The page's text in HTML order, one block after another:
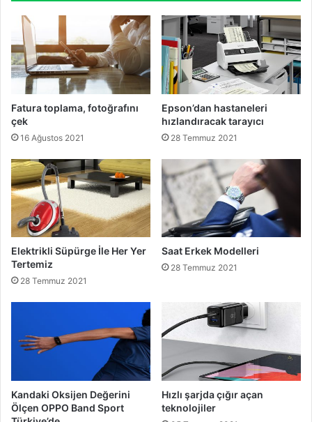
Fatura toplama, fotoğrafını
çek
16 Ağustos 2021
Epson’dan hastaneleri
hızlandıracak tarayıcı
28 Temmuz 2021
Elektrikli Süpürge İle Her Yer
Tertemiz
28 Temmuz 2021
Saat Erkek Modelleri
28 Temmuz 2021
Kandaki Oksijen Değerini
Ölçen OPPO Band Sport
Hızlı şarjda çığır açan
teknolojiler